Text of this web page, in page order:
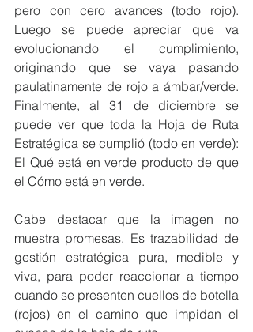
pero con cero avances (todo rojo).
Luego se puede apreciar que va
evolucionando el cumplimiento,
originando que se vaya pasando
paulatinamente de rojo a ámbar/verde.
Finalmente, al 31 de diciembre se
puede ver que toda la Hoja de Ruta
Estratégica se cumplió (todo en verde):
El Qué está en verde producto de que
el Cómo está en verde.
Cabe destacar que la imagen no
muestra promesas. Es trazabilidad de
gestión estratégica pura, medible y
viva, para poder reaccionar a tiempo
cuando se presenten cuellos de botella
(rojos) en el camino que impidan el